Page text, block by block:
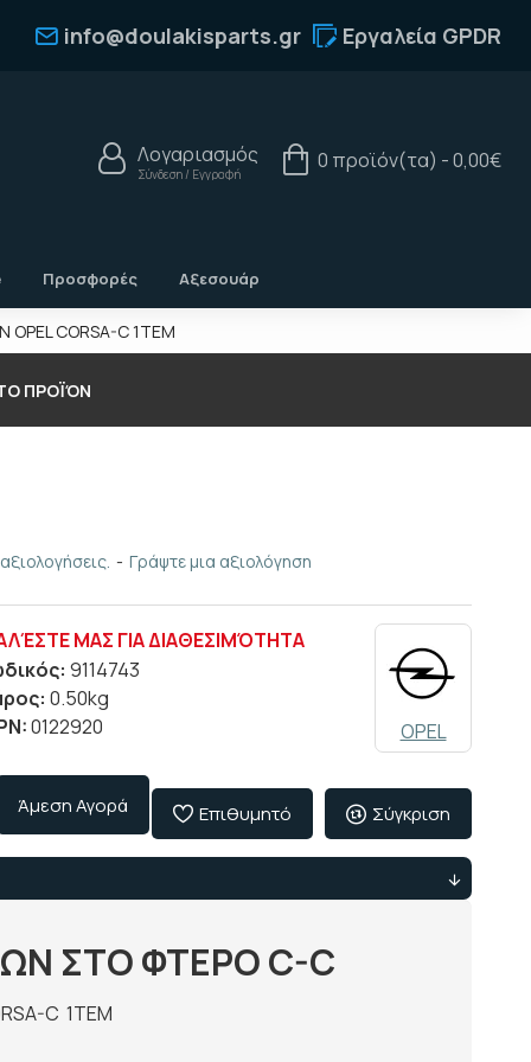
info@doulakisparts.gr Εργαλεία GPDR
Λογαριασμός
Σύνδεση / Εγγραφή
0 προϊόν(τα) - 0,00€
Προσφορές Αξεσουάρ
OPEL CORSA-C 1TEM
ΠΡΟΪΌΝ
- Γράψτε μια αξιολόγηση
ΜΑΣ ΓΙΑ ΔΙΑΘΕΣΙΜΌΤΗΤΑ
9114743
0.50kg
0122920 OPEL
Άμεση Αγορά Επιθυμητό Σύγκριση
ΣΤΟ ΦΤΕΡΟ C-C
C 1TEM